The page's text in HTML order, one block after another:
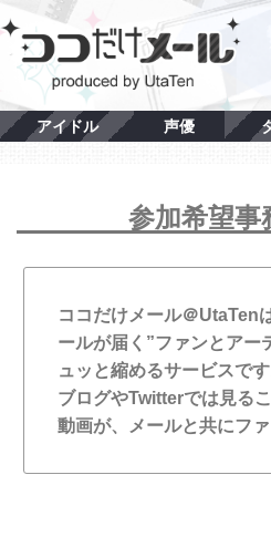
アイドル 声優
参加希望事
ココだけメール＠UtaTen
ールが届く”ファンとアー
ュッと縮めるサービスです
ブログやTwitterでは見る
動画が、メールと共にファ